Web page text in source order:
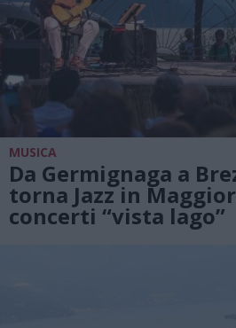
MUSICA
Da Germignaga a
torna Jazz in
concerti “vista lago”